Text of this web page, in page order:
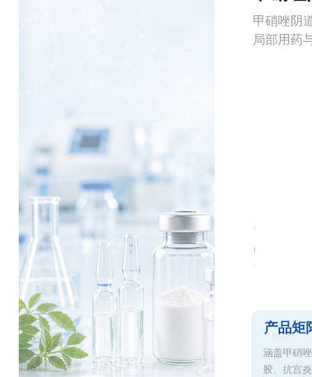
甲硝唑阴
局部用药
涵盖甲硝
胶、抗宫
产品矩